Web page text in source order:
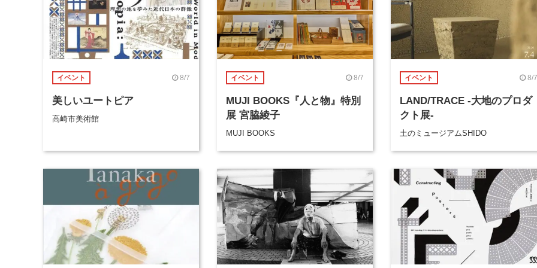
イベント 8/7
美しいユートピア
高崎市美術館
イベント 8/7
MUJI BOOKS『人と物』特別
展 宮脇綾子
MUJI BOOKS
イベント 8/7
LAND/TRACE -大地のプロダ
クト展-
土のミュージアムSHIDO